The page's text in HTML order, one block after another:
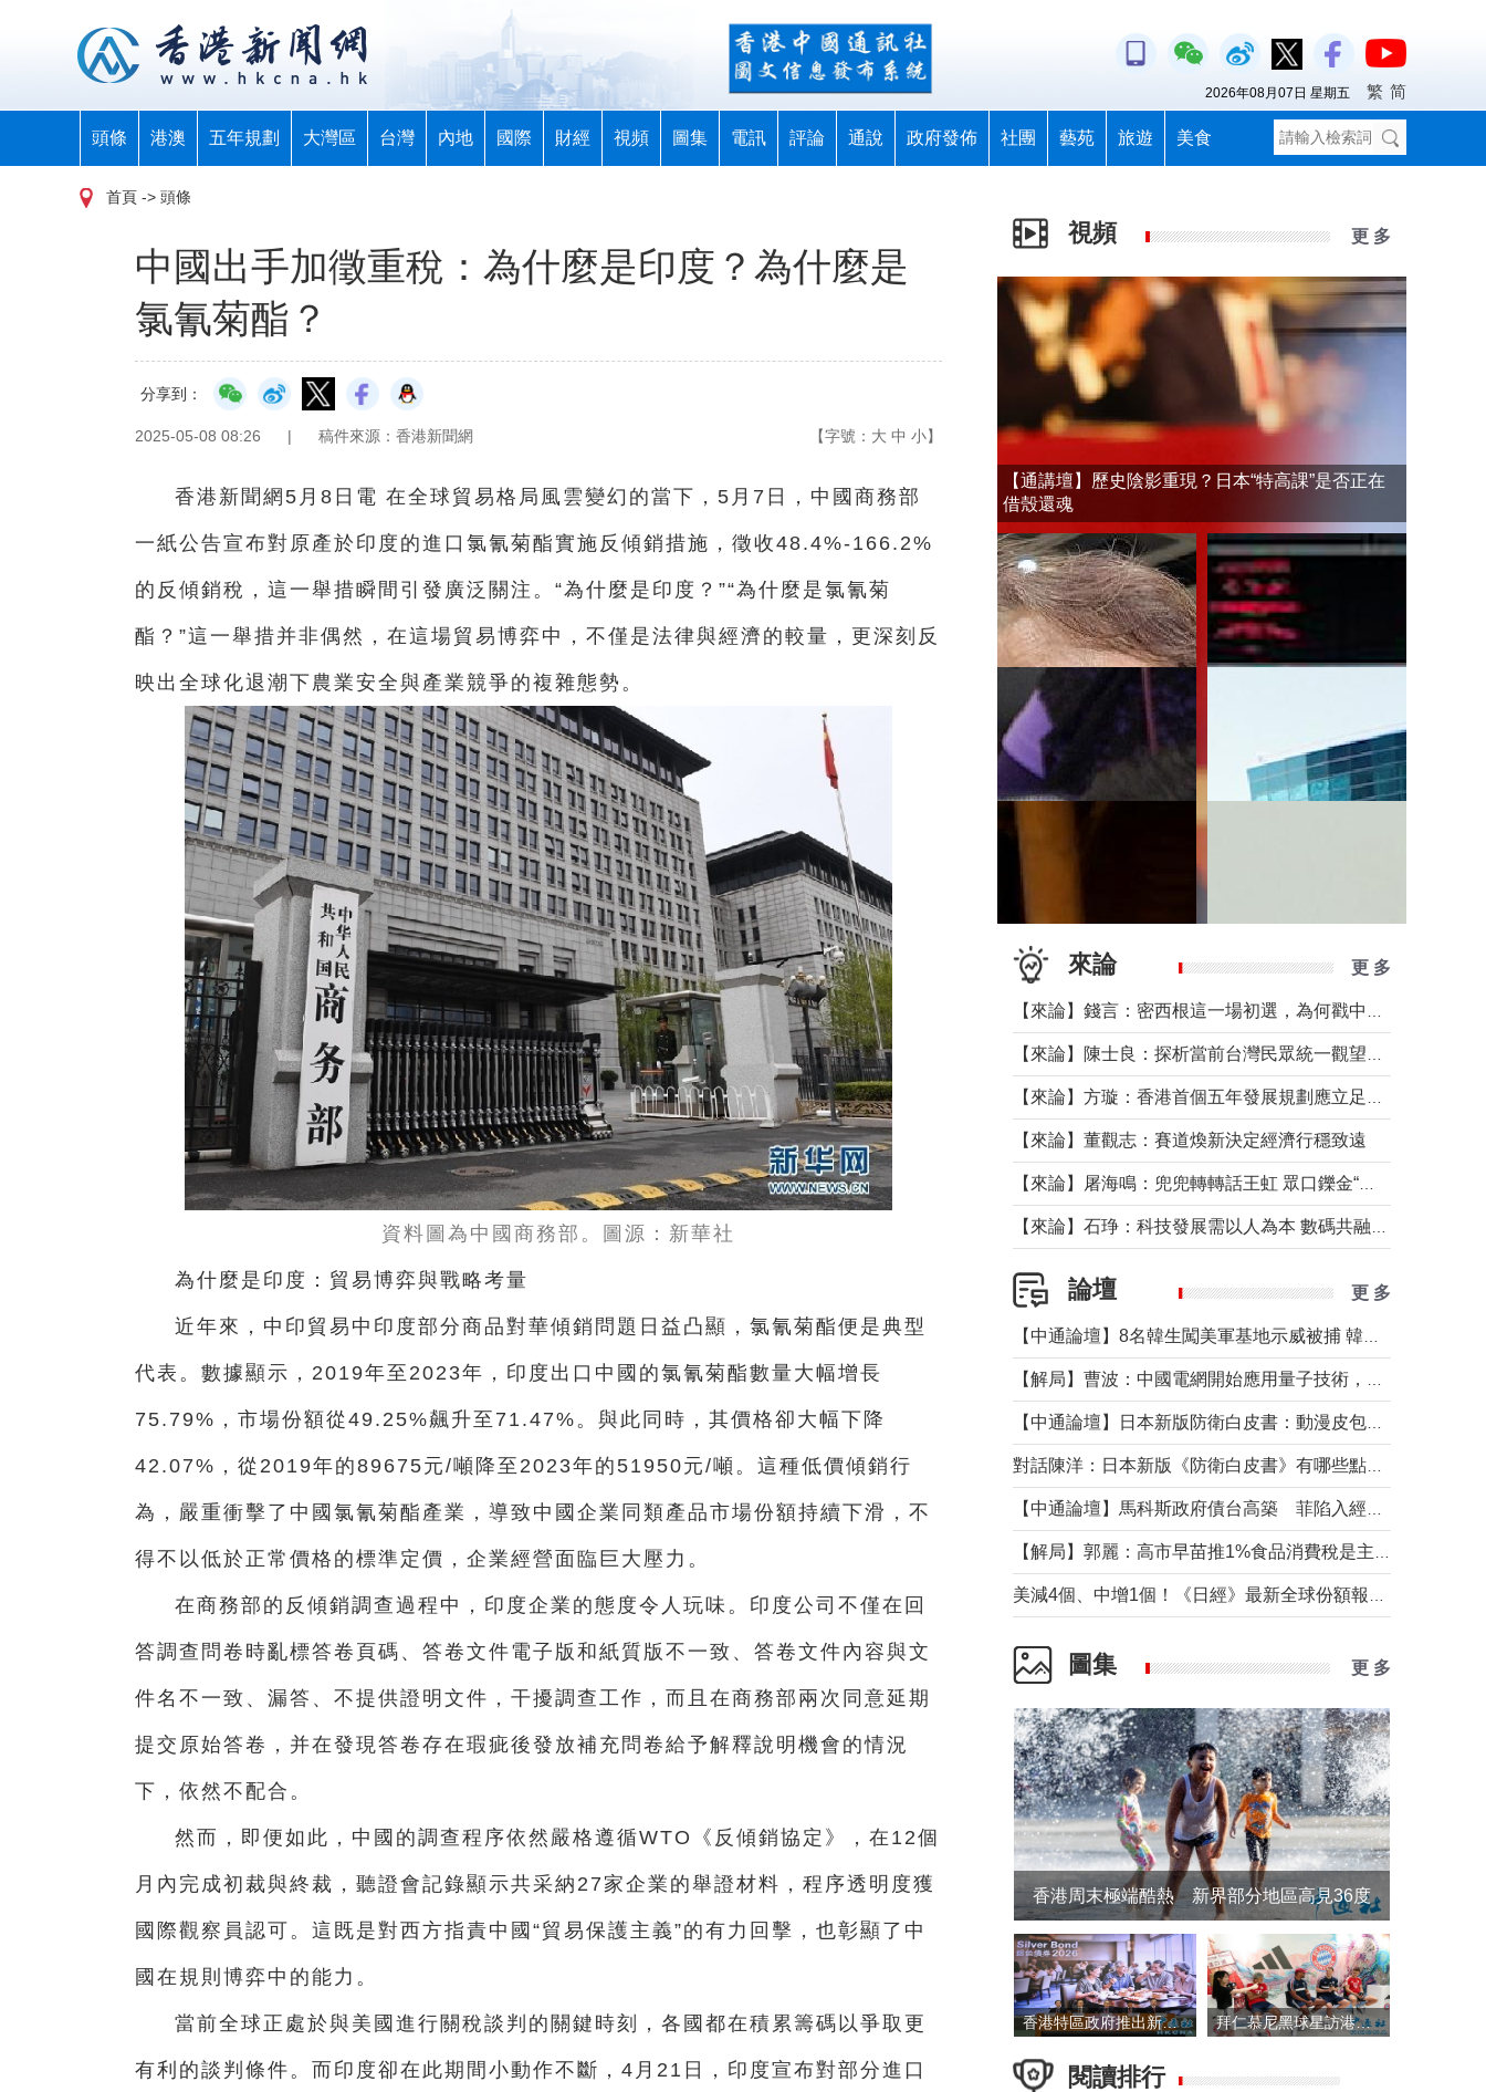
頭條 港澳 五年規劃 大灣區 台灣 內地 國際 財經 視頻 圖集 電訊 評論 通說 政府發佈 社團 藝苑 旅遊 美食
2026年08月07日 星期五 繁 简
首頁 -> 頭條
中國出手加徵重稅：為什麼是印度？為什麼是
氯氰菊酯？
分享到：
2025-05-08 08:26 | 稿件來源：香港新聞網 【字號： 大 中 小】
香港新聞網5月8日電 在全球貿易格局風雲變幻的當下，5月7日，中國商務部
一紙公告宣布對原產於印度的進口氯氰菊酯實施反傾銷措施，徵收48.4%-166.2%
的反傾銷稅，這一舉措瞬間引發廣泛關注。“為什麼是印度？”“為什麼是氯氰菊
酯？”這一舉措并非偶然，在這場貿易博弈中，不僅是法律與經濟的較量，更深刻反
映出全球化退潮下農業安全與產業競爭的複雜態勢。
資料圖為中國商務部。圖源：新華社
為什麼是印度：貿易博弈與戰略考量
近年來，中印貿易中印度部分商品對華傾銷問題日益凸顯，氯氰菊酯便是典型
代表。數據顯示，2019年至2023年，印度出口中國的氯氰菊酯數量大幅增長
75.79%，市場份額從49.25%飆升至71.47%。與此同時，其價格卻大幅下降
42.07%，從2019年的89675元/噸降至2023年的51950元/噸。這種低價傾銷行
為，嚴重衝擊了中國氯氰菊酯產業，導致中國企業同類產品市場份額持續下滑，不
得不以低於正常價格的標準定價，企業經營面臨巨大壓力。
在商務部的反傾銷調查過程中，印度企業的態度令人玩味。印度公司不僅在回
答調查問卷時亂標答卷頁碼、答卷文件電子版和紙質版不一致、答卷文件內容與文
件名不一致、漏答、不提供證明文件，干擾調查工作，而且在商務部兩次同意延期
提交原始答卷，并在發現答卷存在瑕疵後發放補充問卷給予解釋說明機會的情況
下，依然不配合。
然而，即便如此，中國的調查程序依然嚴格遵循WTO《反傾銷協定》，在12個
月內完成初裁與終裁，聽證會記錄顯示共采納27家企業的舉證材料，程序透明度獲
國際觀察員認可。這既是對西方指責中國“貿易保護主義”的有力回擊，也彰顯了中
國在規則博弈中的能力。
當前全球正處於與美國進行關稅談判的關鍵時刻，各國都在積累籌碼以爭取更
有利的談判條件。而印度卻在此期間小動作不斷，4月21日，印度宣布對部分進口
視頻 更 多
【通講壇】歷史陰影重現？日本“特高課”是否正在
借殼還魂
來論 更 多
【來論】董觀志：賽道煥新決定經濟行穩致遠
論壇 更 多
圖集 更 多
香港周末極端酷熱 新界部分地區高見36度
香港特區政府推出新一批銀色債券 每手1萬元保底息4.25厘 拜仁慕尼黑球星訪港 與球迷近距離互動
閱讀排行